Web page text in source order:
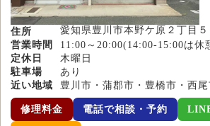
住所
愛知県豊川市本野ケ原２丁目５
営業時間
11:00～20:00(14:00-15:00は休
定休日
木曜日
駐車場
あり
近い地域
豊川市・蒲郡市・豊橋市・西
修理料金 電話で相談・予約